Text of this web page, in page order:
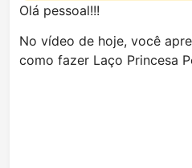
Olá pessoal!!!
No vídeo de hoje, você
como fazer Laço Princesa